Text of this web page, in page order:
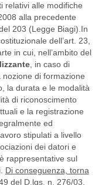
relativi alle modifiche
alla precedente
203 (Legge Biagi). In
dell’art. 23,
in cui, nell’ambito del
, in caso di
di formazione
la durata e le modalità
di riconoscimento
e la registrazione
ed
stipulati a livello
dei datori e
rappresentative sul
Di conseguenza, torna
del D.lgs. n. 276/03,